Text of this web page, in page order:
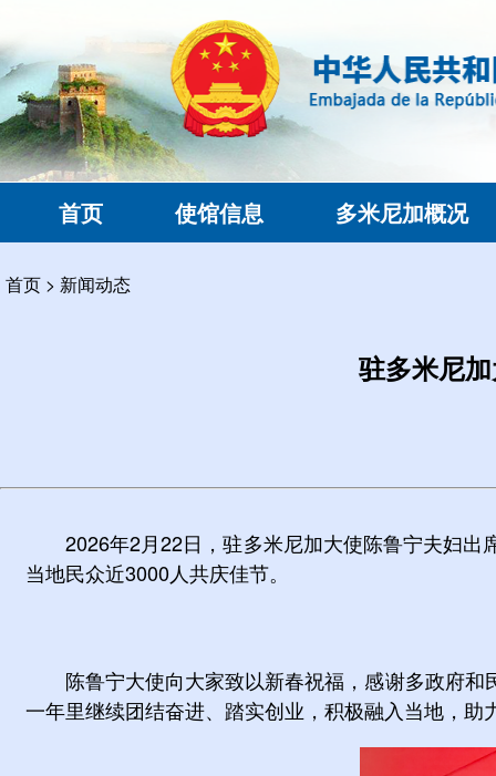
首页 使馆信息 多米尼加概况
首页 > 新闻动态
驻多米尼
2026年2月22日，驻多米尼加大使陈鲁宁夫妇
当地民众近3000人共庆佳节。
陈鲁宁大使向大家致以新春祝福，感谢多政府
一年里继续团结奋进、踏实创业，积极融入当地，